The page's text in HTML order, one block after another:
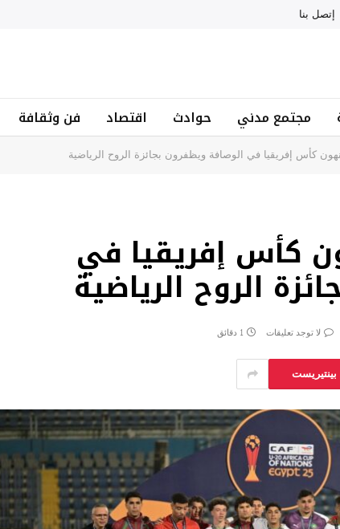
إتصل بنا
مجتمع مدني حوادث اقتصاد فن وثقافة
كأس إفريقيا في الوصافة ويظفرون بجائزة الروح الرياضية
كأس إفريقيا في
الروح الرياضية
لا توجد تعليقات 1 دقائق
بينتيريست